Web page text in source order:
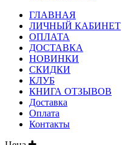
ГЛАВНАЯ
ЛИЧНЫЙ КАБИНЕТ
ОПЛАТА
ДОСТАВКА
НОВИНКИ
СКИДКИ
КЛУБ
КНИГА ОТЗЫВОВ
Доставка
Оплата
Контакты